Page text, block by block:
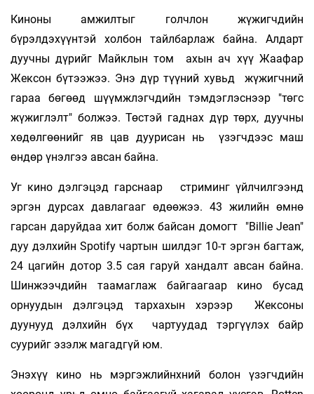
Киноны амжилтыг голчлон жүжигчдийн
бүрэлдэхүүнтэй холбон тайлбарлаж байна. Алдарт
дуучны дүрийг Майклын том ахын ач хүү Жаафар
Жексон бүтээжээ. Энэ дүр түүний хувьд жүжигчний
гараа бөгөөд шүүмжлэгчдийн тэмдэглэснээр "төгс
жүжиглэлт" болжээ. Төстэй гаднах дүр төрх, дуучны
хөдөлгөөнийг яв цав дуурисан нь үзэгчдээс маш
өндөр үнэлгээ авсан байна.
Уг кино дэлгэцэд гарснаар стриминг үйлчилгээнд
эргэн дурсах давлагааг өдөөжээ. 43 жилийн өмнө
гарсан даруйдаа хит болж байсан домогт "Billie Jean"
дуу дэлхийн Spotify чартын шилдэг 10-т эргэн багтаж,
24 цагийн дотор 3.5 сая гаруй хандалт авсан байна.
Шинжээчдийн таамаглаж байгаагаар кино бусад
орнуудын дэлгэцэд тархахын хэрээр Жексоны
дуунууд дэлхийн бүх чартуудад тэргүүлэх байр
суурийг эзэлж магадгүй юм.
Энэхүү кино нь мэргэжлийнхний болон үзэгчдийн